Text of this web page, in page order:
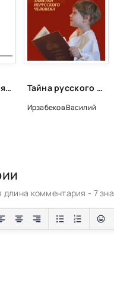
Фокус внимания (Сборник) Тайна русского слова - Василий Ирзабеков
Ирзабеков Василий
комментария - 7